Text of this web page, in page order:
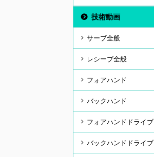
技術動画
サーブ全般
レシーブ全般
フォアハンド
バックハンド
フォアハンドドライブ
バックハンドドライブ